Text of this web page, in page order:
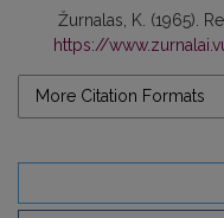
Žurnalas, K. (1965).
https://
More Citation Formats